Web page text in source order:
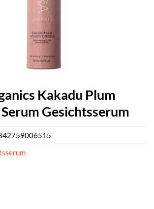
Kakadu Plum
Gesichtsserum